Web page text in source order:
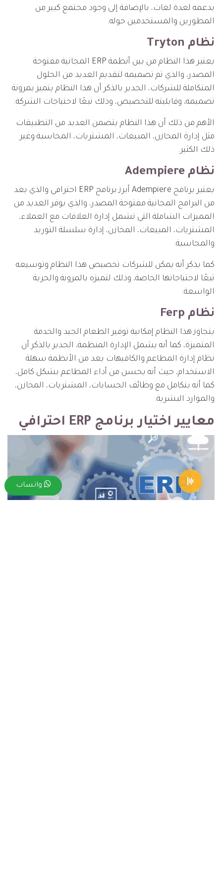
بدعمه لعدة لغات، بالإضافة إلى وجود مجتمع كبير من
المطورين والمستخدمين حوله.
نظام Tryton
يعتبر هذا النظام من بين أنظمة ERP المجانية مفتوحة
المصدر، والذي تم تصميمه لتقديم العديد من الحلول
المتكاملة للشركات، الجدير بالذكر أن هذا النظام يتميز بمرونة
تصميمه، وقابليته للتخصيص، وذلك تبعًا لاحتياجات الشركة.
الأهم من ذلك أن هذا النظام يتضمن العديد من التطبيقات
مثل إدارة المخازن، المبيعات، المشتريات، المحاسبة وغير
ذلك الكثير.
نظام Adempiere
يعتبر برنامج Adempiere أبرز برنامج ERP احترافي والذي يعد
من البرامج المجانية مفتوحة المصدر، والذي يوفر العديد من
المميزات الشاملة التي تشمل إدارة العلاقات مع العملاء،
المشتريات، المبيعات، المخازن، إدارة سلسلة التوريد
والمحاسبة.
كما يذكر أنه يمكن للشركات تخصيص هذا النظام وتوسيعه
تبعًا لاحتياجاتها الخاصة، وذلك لتميزه بالمرونة والحرية
الواسعة.
نظام Ferp
يتجاوز هذا النظام إمكانية توفير الطعام الجيد والخدمة
المتميزة، كما أنه يشمل الإدارة المنظمة، الجدير بالذكر أن
نظام إدارة المطاعم والكافيهات يعد من الأنظمة سهلة
الاستخدام، حيث أنه يحسن من أداء المطاعم بشكل كامل،
كما أنه يتكامل مع وظائف الحسابات، المشتريات، المخازن،
والموارد البشرية.
معايير اختيار برنامج ERP احترافي
واتساب